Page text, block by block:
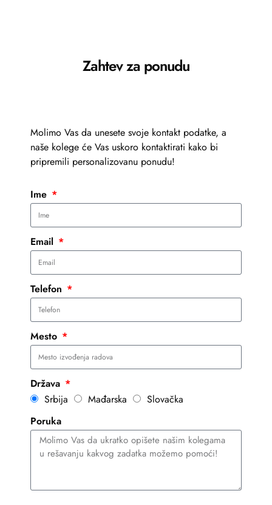
Zahtev za ponudu
Molimo Vas da unesete svoje kontakt podatke, a
naše kolege će Vas uskoro kontaktirati kako bi
pripremili personalizovanu ponudu!
Ime
Email
Telefon
Mesto
Država
Srbija
Mađarska
Slovačka
Poruka